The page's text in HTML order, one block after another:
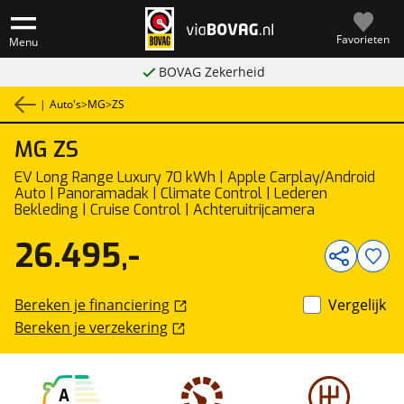
Menu Favorieten
BOVAG Zekerheid
| Auto's>MG>ZS
MG ZS
EV Long Range Luxury 70 kWh | Apple Carplay/Android
Auto | Panoramadak | Climate Control | Lederen
Bekleding | Cruise Control | Achteruitrijcamera
A
26.495,-
Bereken je financiering
Bereken je verzekering
Vergelijk